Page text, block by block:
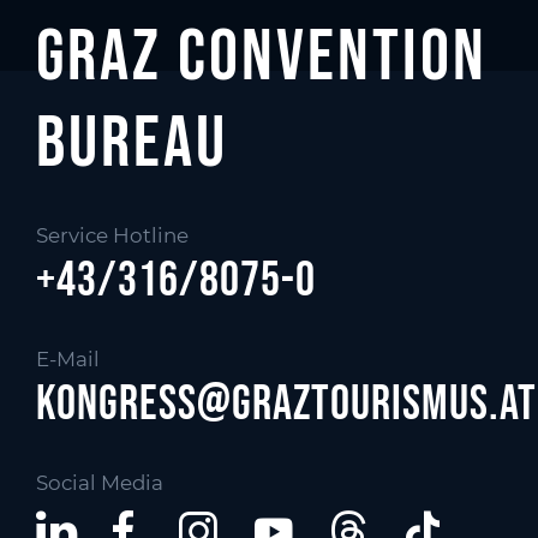
Graz Convention
Bureau
Service Hotline
+43/316/8075-0
E-Mail
kongress@graztourismus.at
Social Media